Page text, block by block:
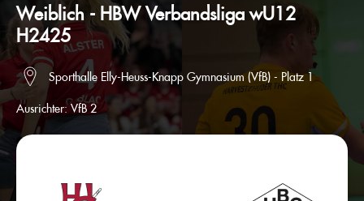
Weiblich - HBW Verbandsliga wU12
H2425
Sporthalle Elly-Heuss-Knapp Gymnasium (VfB) - Platz 1
Ausrichter:VfB 2